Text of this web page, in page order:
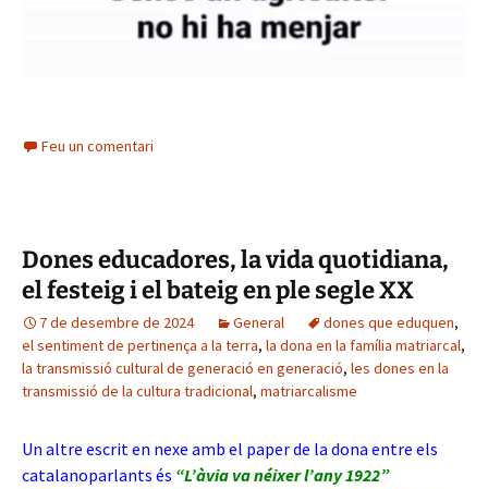
Feu un comentari
Dones educadores, la vida quotidiana,
el festeig i el bateig en ple segle XX
7 de desembre de 2024 General dones que eduquen,
el sentiment de pertinença a la terra, la dona en la família matriarcal,
la transmissió cultural de generació en generació, les dones en la
transmissió de la cultura tradicional, matriarcalisme
Un altre escrit en nexe amb el paper de la dona entre els
catalanoparlants és “L’àvia va néixer l’any 1922”